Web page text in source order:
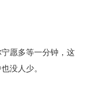
愿多等一分钟，这
没人少。